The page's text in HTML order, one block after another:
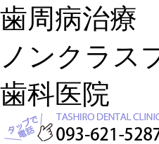
歯周病治
ノンクラ
歯科医院